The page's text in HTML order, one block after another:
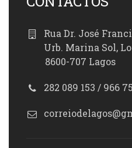
Rua Dr. José
Urb. Marina Sol,
8600-707 Lagos
282 089 153 / 966